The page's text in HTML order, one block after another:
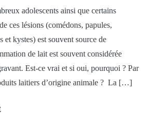
adolescents ainsi que certains
ces lésions (comédons, papules,
et kystes) est souvent source de
de lait est souvent considérée
Est-ce vrai et si oui, pourquoi ? Par
laitiers d’origine animale ? La […]